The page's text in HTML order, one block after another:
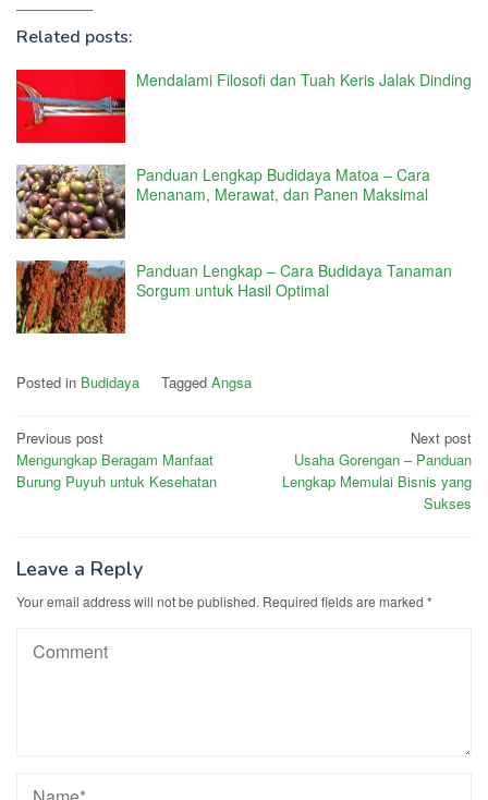
Related posts:
Mendalami Filosofi dan Tuah Keris Jalak Dinding
Panduan Lengkap Budidaya Matoa – Cara
Menanam, Merawat, dan Panen Maksimal
Panduan Lengkap – Cara Budidaya Tanaman
Sorgum untuk Hasil Optimal
Posted in Budidaya Tagged Angsa
Post
navigation
Previous post
Mengungkap Beragam Manfaat
Burung Puyuh untuk Kesehatan
Next post
Usaha Gorengan – Panduan
Lengkap Memulai Bisnis yang
Sukses
Leave a Reply
Your email address will not be published. Required fields are marked *